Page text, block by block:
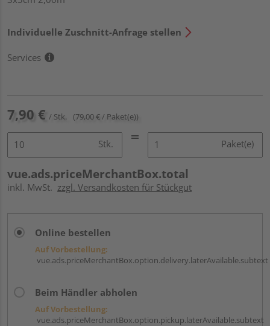
Individuelle Zuschnitt-Anfrage stellen
Services
7,90 € / Stk. (79,00 € / Paket(e))
Stk. Paket(e)
vue.ads.priceMerchantBox.total
inkl. MwSt. zzgl. Versandkosten für Stückgut
Online bestellen
Auf Vorbestellung:
vue.ads.priceMerchantBox.option.delivery.laterAvailable.subtext
Beim Händler abholen
Auf Vorbestellung:
vue.ads.priceMerchantBox.option.pickup.laterAvailable.subtext